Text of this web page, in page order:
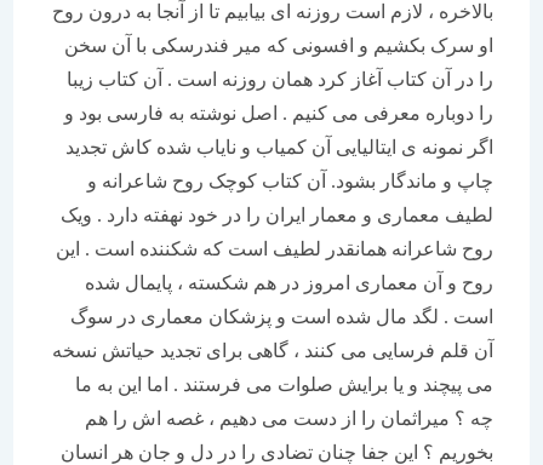
بالاخره ، لازم است روزنه ای بیابیم تا از آنجا به درون روح
او سرک بکشیم و افسونی که میر فندرسکی با آن سخن
را در آن کتاب آغاز کرد همان روزنه است . آن کتاب زیبا
را دوباره معرفی می کنیم . اصل نوشته به فارسی بود و
اگر نمونه ی ایتالیایی آن کمیاب و نایاب شده کاش تجدید
چاپ و ماندگار بشود. آن کتاب کوچک روح شاعرانه و
لطیف معماری و معمار ایران را در خود نهفته دارد . ویک
روح شاعرانه همانقدر لطیف است که شکننده است . این
روح و آن معماری امروز در هم شکسته ، پایمال شده
است . لگد مال شده است و پزشکان معماری در سوگ
آن قلم فرسایی می کنند ، گاهی برای تجدید حیاتش نسخه
می پیچند و یا برایش صلوات می فرستند . اما این به ما
چه ؟ میراثمان را از دست می دهیم ، غصه اش را هم
بخوریم ؟ این جفا چنان تضادی را در دل و جان هر انسان